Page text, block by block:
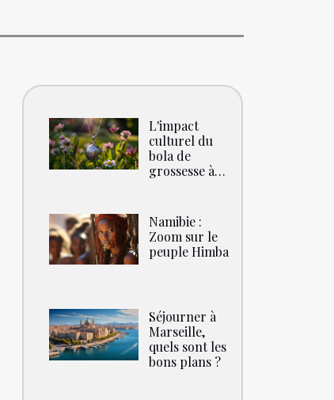
L'impact
culturel du
bola de
grossesse à
Namibie :
Zoom sur le
peuple Himba
Séjourner à
Marseille,
quels sont les
bons plans ?